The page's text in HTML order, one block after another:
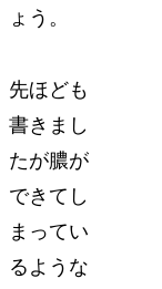
ょう。
先ほども
書きまし
たが膿が
できてし
まってい
るような